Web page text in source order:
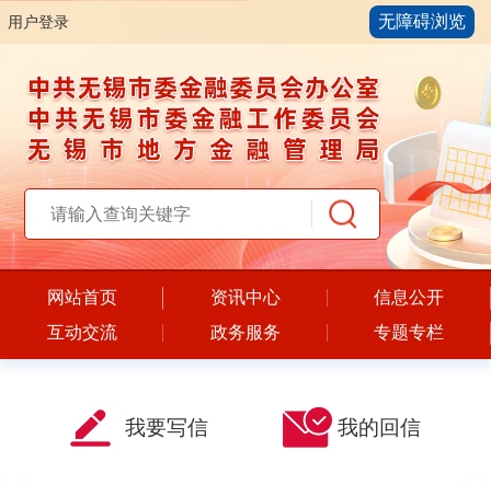
用户登录 无障碍浏览
网站首页 资讯中心
信息公开
互动交流
政务服务 专题专栏
我要写信 我的回信